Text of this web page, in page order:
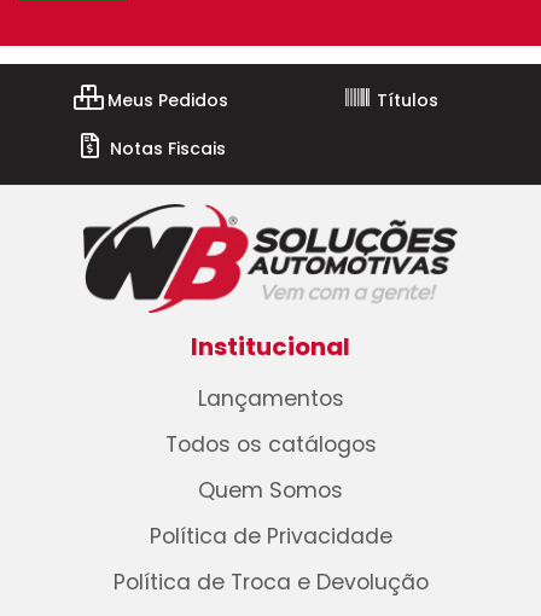
Meus Pedidos
Títulos
Notas Fiscais
Institucional
Lançamentos
Todos os catálogos
Quem Somos
Política de Privacidade
Política de Troca e Devolução